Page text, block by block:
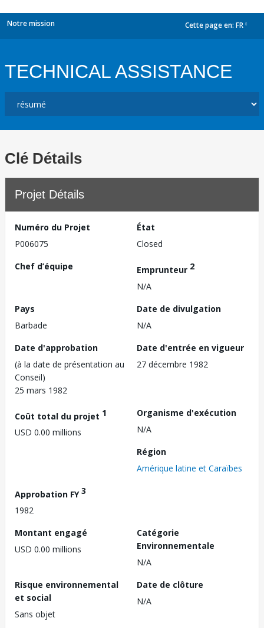
Notre mission Cette page en: FR
TECHNICAL ASSISTANCE
Clé Détails
Projet Détails
Numéro du Projet
P006075
État
Closed
Chef d’équipe
Emprunteur 2
N/A
Pays
Barbade
Date de divulgation
N/A
Date d'approbation
(à la date de présentation au
Conseil)
25 mars 1982
Date d'entrée en vigueur
27 décembre 1982
Coût total du projet 1
USD 0.00 millions
Organisme d'exécution
N/A
Région
Amérique latine et Caraïbes
Approbation FY3
1982
Montant engagé
USD 0.00 millions
Catégorie
Environnementale
N/A
Risque environnemental
et social
Sans objet
Date de clôture
N/A